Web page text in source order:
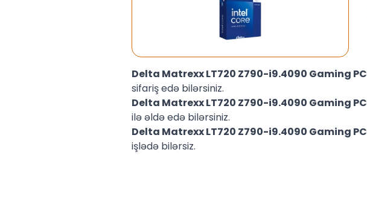
Delta Matrexx LT720 Z790-i9.4090 Gaming PC
sifariş edə bilərsiniz.
Delta Matrexx LT720 Z790-i9.4090 Gaming PC
ilə əldə edə bilərsiniz.
Delta Matrexx LT720 Z790-i9.4090 Gaming PC
işlədə bilərsiz.